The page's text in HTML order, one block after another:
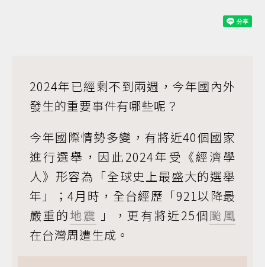
2024年已經剩不到兩週，今年國內外
發生的重要事件有哪些呢？
今年國際情勢多變，有將近40個國家
進行選舉，因此2024年受《經濟學
人》形容為「全球史上最盛大的選舉
年」；4月時，全台經歷「921以降最
嚴重的地震 」，更有將近25個颱風
在台灣周遭生成。